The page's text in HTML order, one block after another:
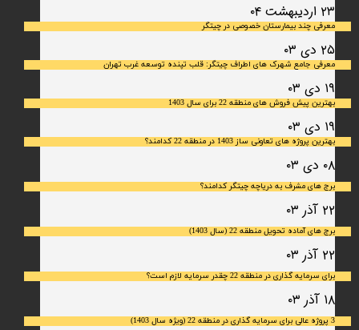
۲۳ اردیبهشت ۰۴
معرفی چند بیمارستان خصوصی در چیتگر
۲۵ دی ۰۳
معرفی جامع شهرک‌ های اطراف چیتگر: قلب تپنده توسعه غرب تهران
۱۹ دی ۰۳
بهترین پیش فروش های منطقه 22 برای سال 1403
۱۹ دی ۰۳
بهترین پروژه های تعاونی ساز 1403 در منطقه 22 کدامند؟
۰۸ دی ۰۳
برج های مشرف به دریاچه چیتگر کدامند؟
۲۲ آذر ۰۳
برج های آماده تحویل منطقه 22 (سال 1403)
۲۲ آذر ۰۳
برای سرمایه‌ گذاری در منطقه 22 چقدر سرمایه لازم است؟
۱۸ آذر ۰۳
3 پروژه عالی برای سرمایه گذاری در منطقه 22 (ویژه سال 1403)